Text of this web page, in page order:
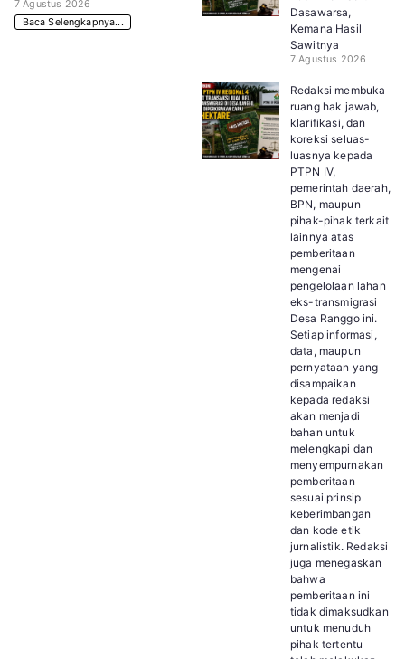
7 Agustus 2026
Baca Selengkapnya...
Dasawarsa,
Kemana Hasil
Sawitnya
7 Agustus 2026
Redaksi membuka
ruang hak jawab,
klarifikasi, dan
koreksi seluas-
luasnya kepada
PTPN IV,
pemerintah daerah,
BPN, maupun
pihak-pihak terkait
lainnya atas
pemberitaan
mengenai
pengelolaan lahan
eks-transmigrasi
Desa Ranggo ini.
Setiap informasi,
data, maupun
pernyataan yang
disampaikan
kepada redaksi
akan menjadi
bahan untuk
melengkapi dan
menyempurnakan
pemberitaan
sesuai prinsip
keberimbangan
dan kode etik
jurnalistik. Redaksi
juga menegaskan
bahwa
pemberitaan ini
tidak dimaksudkan
untuk menuduh
pihak tertentu